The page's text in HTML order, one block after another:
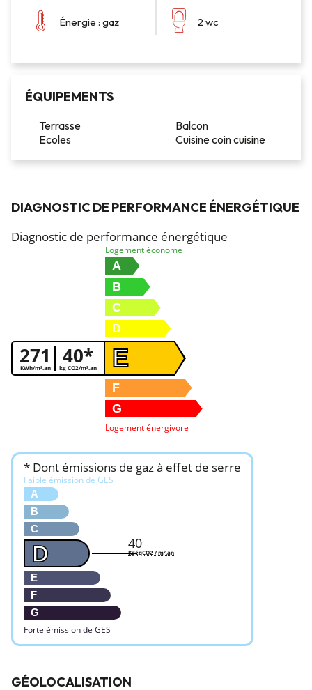
Énergie : gaz 2 wc
ÉQUIPEMENTS
Terrasse
Balcon
Ecoles
Cuisine coin cuisine
DIAGNOSTIC DE PERFORMANCE ÉNERGÉTIQUE
Diagnostic de performance énergétique
271
KWh/m².an 40*
kg CO2/m².an
Logement économe
A
B
C
D
E
F
G
Logement énergivore
* Dont émissions de gaz à effet de serre
Faible émission de GES
A
B
C
D
E
F
G
Forte émission de GES
40
KgéqCO2 / m².an
GÉOLOCALISATION